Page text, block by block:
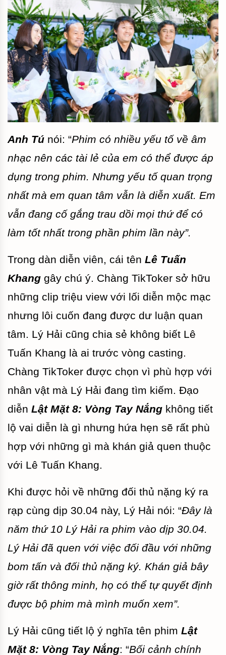
Anh Tú nói: “Phim có nhiều yếu tố về âm
nhạc nên các tài lẻ của em có thể được áp
dụng trong phim. Nhưng yếu tố quan trọng
nhất mà em quan tâm vẫn là diễn xuất. Em
vẫn đang cố gắng trau dồi mọi thứ để có
làm tốt nhất trong phần phim lần này”.
Trong dàn diễn viên, cái tên Lê Tuấn
Khang gây chú ý. Chàng TikToker sở hữu
những clip triệu view với lối diễn mộc mạc
nhưng lôi cuốn đang được dư luận quan
tâm. Lý Hải cũng chia sẻ không biết Lê
Tuấn Khang là ai trước vòng casting.
Chàng TikToker được chọn vì phù hợp với
nhân vật mà Lý Hải đang tìm kiếm. Đạo
diễn Lật Mặt 8: Vòng Tay Nắng không tiết
lộ vai diễn là gì nhưng hứa hẹn sẽ rất phù
hợp với những gì mà khán giả quen thuộc
với Lê Tuấn Khang.
Khi được hỏi về những đối thủ nặng ký ra
rạp cùng dịp 30.04 này, Lý Hải nói: “Đây là
năm thứ 10 Lý Hải ra phim vào dịp 30.04.
Lý Hải đã quen với việc đối đầu với những
bom tấn và đối thủ nặng ký. Khán giả bây
giờ rất thông minh, họ có thể tự quyết định
được bộ phim mà mình muốn xem”.
Lý Hải cũng tiết lộ ý nghĩa tên phim Lật
Mặt 8: Vòng Tay Nắng: “Bối cảnh chính